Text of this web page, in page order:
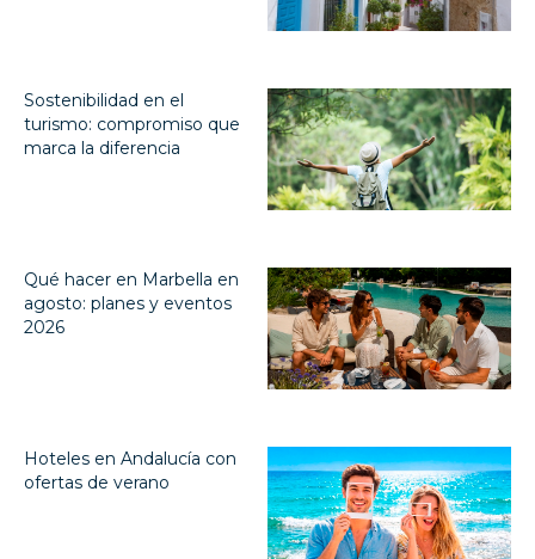
Sostenibilidad en el
turismo: compromiso que
marca la diferencia
Qué hacer en Marbella en
agosto: planes y eventos
2026
Hoteles en Andalucía con
ofertas de verano